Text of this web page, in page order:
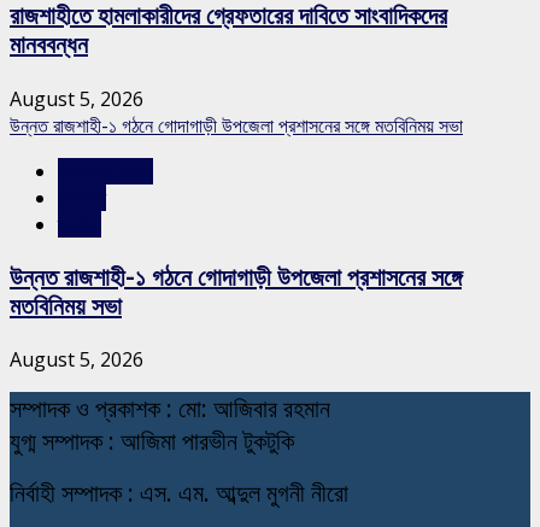
রাজশাহীতে হামলাকারীদের গ্রেফতারের দাবিতে সাংবাদিকদের
মানববন্ধন
August 5, 2026
উন্নত রাজশাহী-১ গঠনে গোদাগাড়ী উপজেলা প্রশাসনের সঙ্গে মতবিনিময় সভা
উন্নত রাজশাহী-১ গঠনে গোদাগাড়ী উপজেলা প্রশাসনের সঙ্গে
মতবিনিময় সভা
August 5, 2026
সম্পাদক ও প্রকাশক : মো: আজিবার রহমান
যুগ্ম সম্পাদক : আজিমা পারভীন টুকটুকি
নির্বাহী সম্পাদক : এস. এম. আব্দুল মুগনী নীরো